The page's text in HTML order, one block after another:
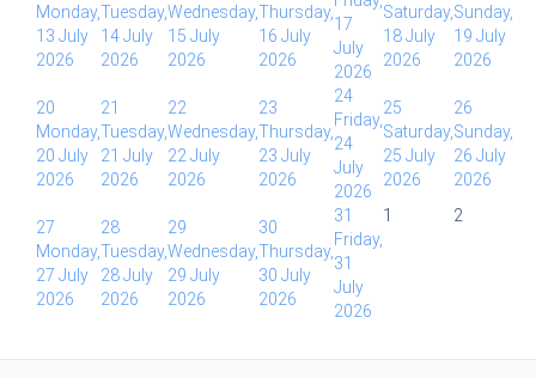
Monday,
13 July
2026
Tuesday,
14 July
2026
Wednesday,
15 July
2026
Thursday,
16 July
2026
17
July
2026
Saturday,
18 July
2026
Sunday,
19 July
2026
20
Monday,
20 July
2026
21
Tuesday,
21 July
2026
22
Wednesday,
22 July
2026
23
Thursday,
23 July
2026
24
Friday,
24
July
2026
25
Saturday,
25 July
2026
26
Sunday,
26 July
2026
27
Monday,
27 July
2026
28
Tuesday,
28 July
2026
29
Wednesday,
29 July
2026
30
Thursday,
30 July
2026
31
Friday,
31
July
2026
1 2